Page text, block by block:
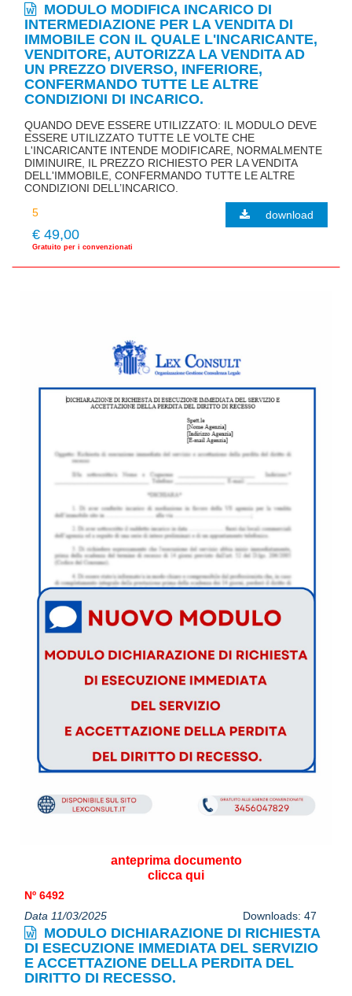
MODULO MODIFICA INCARICO DI
INTERMEDIAZIONE PER LA VENDITA DI
IMMOBILE CON IL QUALE L'INCARICANTE,
VENDITORE, AUTORIZZA LA VENDITA AD
UN PREZZO DIVERSO, INFERIORE,
CONFERMANDO TUTTE LE ALTRE
CONDIZIONI DI INCARICO.
QUANDO DEVE ESSERE UTILIZZATO: IL MODULO DEVE
ESSERE UTILIZZATO TUTTE LE VOLTE CHE
L'INCARICANTE INTENDE MODIFICARE, NORMALMENTE
DIMINUIRE, IL PREZZO RICHIESTO PER LA VENDITA
DELL'IMMOBILE, CONFERMANDO TUTTE LE ALTRE
CONDIZIONI DELL’INCARICO.
€ 49,00
Gratuito per i convenzionati
download
anteprima documento
clicca qui
Nº 6492
Data 11/03/2025
Downloads: 47
MODULO DICHIARAZIONE DI RICHIESTA
DI ESECUZIONE IMMEDIATA DEL SERVIZIO
E ACCETTAZIONE DELLA PERDITA DEL
DIRITTO DI RECESSO.